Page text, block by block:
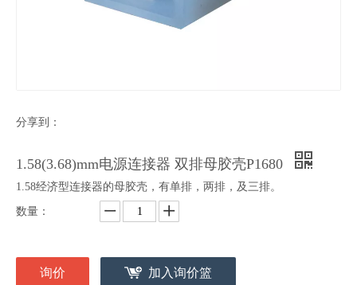
分享到：
1.58(3.68)mm电源连接器 双排母胶壳P1680
1.58经济型连接器的母胶壳，有单排，两排，及三排。
数量：
询价 加入询价篮